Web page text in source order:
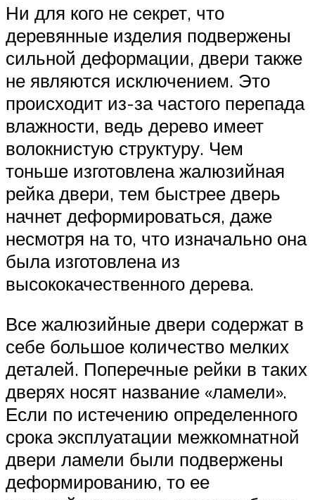
Ни для кого не секрет, что
деревянные изделия подвержены
сильной деформации, двери также
не являются исключением. Это
происходит из-за частого перепада
влажности, ведь дерево имеет
волокнистую структуру. Чем
тоньше изготовлена жалюзийная
рейка двери, тем быстрее дверь
начнет деформироваться, даже
несмотря на то, что изначально она
была изготовлена из
высококачественного дерева.
Все жалюзийные двери содержат в
себе большое количество мелких
деталей. Поперечные рейки в таких
дверях носят название «ламели».
Если по истечению определенного
срока эксплуатации межкомнатной
двери ламели были подвержены
деформированию, то ее